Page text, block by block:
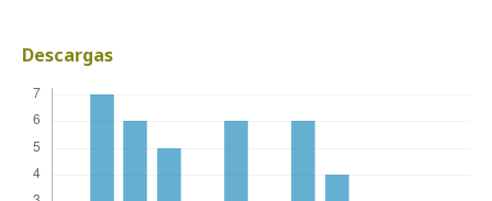
Descargas